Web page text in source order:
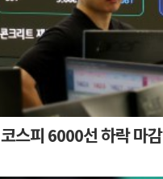
코스피 6000선 하락 마감